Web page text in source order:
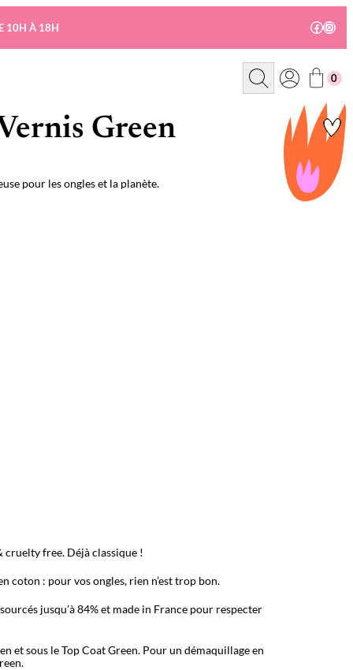
10H À 18H
R
c
0
Green
pour les ongles et la planète.
cruelty free. Déjà classique !
coton : pour vos ongles, rien n’est trop bon.
jusqu’à 84% et made in France pour respecter
et sous le Top Coat Green. Pour un démaquillage en